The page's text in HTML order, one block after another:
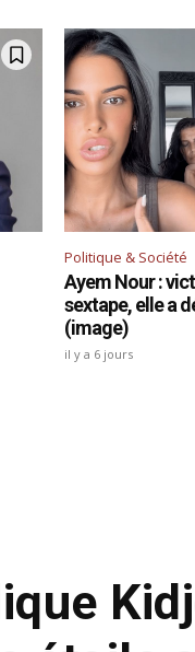
Politique & Société
Ayem Nour :
sextape, elle a
(image)
il y a 6 jours